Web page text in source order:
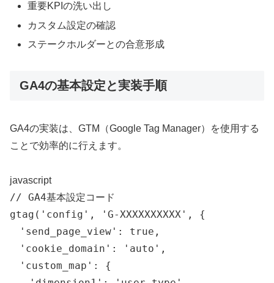
重要KPIの洗い出し
カスタム設定の確認
ステークホルダーとの合意形成
GA4の基本設定と実装手順
GA4の実装は、GTM（Google Tag Manager）を使用する
ことで効率的に行えます。
javascript
// GA4基本設定コード
gtag ( 'config' , 'G-XXXXXXXXXX' ,
{
'send_page_view' : true ,
'cookie_domain' : 'auto' ,
'custom_map' :
{